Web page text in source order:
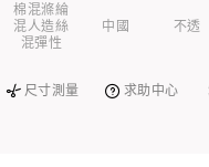
棉混滌綸
混人造絲
混彈性
中國 不透
尺寸測量 求助中心